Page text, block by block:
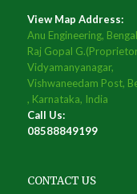
View Map Address:
Anu Engineering,
Raj Gopal
Vidyamanyanagar,
Vishwaneedam Post,
, Karnataka, India
Call Us:
08588849199
CONTACT US